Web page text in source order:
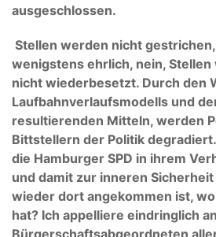
ausgeschlossen.
Stellen werden nicht
wenigstens ehrlich, nein,
nicht wiederbesetzt. Durch den
Laufbahnverlaufsmodells und
resultierenden Mitteln, werden
Bittstellern der Politik
die Hamburger SPD in ihrem
und damit zur inneren
wieder dort angekommen ist,
hat? Ich appelliere eindringlich
Bürgerschaftsabgeordneten